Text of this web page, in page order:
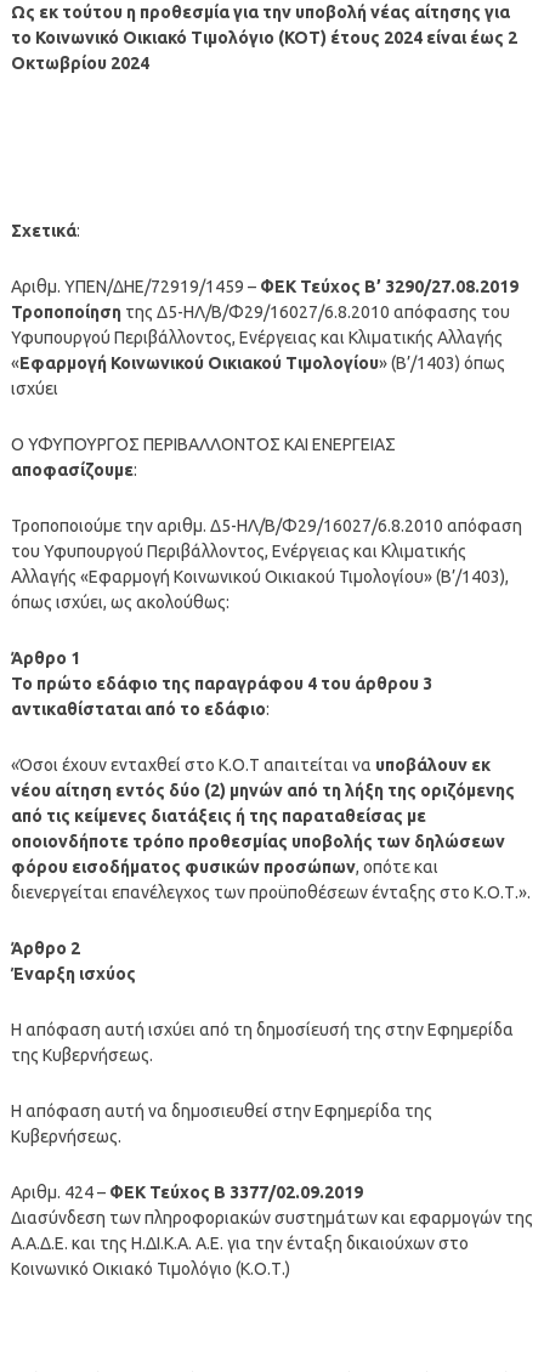
Ως εκ τούτου η προθεσμία για την υποβολή νέας αίτησης για
το Κοινωνικό Οικιακό Τιμολόγιο (ΚΟΤ) έτους 2024 είναι έως 2
Οκτωβρίου 2024
Σχετικά:
Αριθμ. ΥΠΕΝ/ΔΗΕ/72919/1459 – ΦΕΚ Τεύχος B’ 3290/27.08.2019
Τροποποίησητης Δ5-ΗΛ/Β/Φ29/16027/6.8.2010 απόφασης του
Υφυπουργού Περιβάλλοντος, Ενέργειας και Κλιματικής Αλλαγής
«Εφαρμογή Κοινωνικού Οικιακού Τιμολογίου» (Β’/1403) όπως
ισχύει
Ο ΥΦΥΠΟΥΡΓΟΣ ΠΕΡΙΒΑΛΛΟΝΤΟΣ ΚΑΙ ΕΝΕΡΓΕΙΑΣ
αποφασίζουμε:
Τροποποιούμε την αριθμ. Δ5-ΗΛ/Β/Φ29/16027/6.8.2010 απόφαση
του Υφυπουργού Περιβάλλοντος, Ενέργειας και Κλιματικής
Αλλαγής «Εφαρμογή Κοινωνικού Οικιακού Τιμολογίου» (Β’/1403),
όπως ισχύει, ως ακολούθως:
Άρθρο 1
Το πρώτο εδάφιο της παραγράφου 4 του άρθρου 3
αντικαθίσταται από το εδάφιο:
«Όσοι έχουν ενταχθεί στο Κ.Ο.Τ απαιτείται να υποβάλουν εκ
νέου αίτηση εντός δύο (2) μηνών από τη λήξη της οριζόμενης
από τις κείμενες διατάξεις ή της παραταθείσας με
οποιονδήποτε τρόπο προθεσμίας υποβολής των δηλώσεων
φόρου εισοδήματος φυσικών προσώπων, οπότε και
διενεργείται επανέλεγχος των προϋποθέσεων ένταξης στο Κ.Ο.Τ.».
Άρθρο 2
Έναρξη ισχύος
Η απόφαση αυτή ισχύει από τη δημοσίευσή της στην Εφημερίδα
της Κυβερνήσεως.
Η απόφαση αυτή να δημοσιευθεί στην Εφημερίδα της
Κυβερνήσεως.
Αριθμ. 424 – ΦΕΚ Τεύχος B 3377/02.09.2019
Διασύνδεση των πληροφοριακών συστημάτων και εφαρμογών της
Α.Α.Δ.Ε. και της Η.ΔΙ.Κ.Α. Α.Ε. για την ένταξη δικαιούχων στο
Κοινωνικό Οικιακό Τιμολόγιο (Κ.Ο.Τ.)